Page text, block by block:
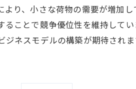
り、小さな荷物の需要が増加
ことで競争優位性を維持して
ネスモデルの構築が期待され